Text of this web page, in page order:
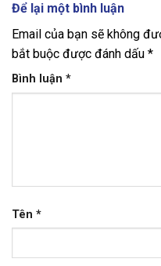
Để lại một bình luận
Email của bạn sẽ không
bắt buộc được đánh dấu *
Bình luận *
Tên *